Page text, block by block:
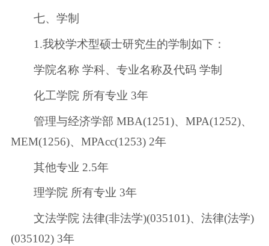
七、学制
1.我校学术型硕士研究生的学制如下：
学院名称 学科、专业名称及代码 学制
化工学院 所有专业 3年
管理与经济学部 MBA(1251)、MPA(1252)、
MEM(1256)、MPAcc(1253) 2年
其他专业 2.5年
理学院 所有专业 3年
文法学院 法律(非法学)(035101)、法律(法学)
(035102) 3年